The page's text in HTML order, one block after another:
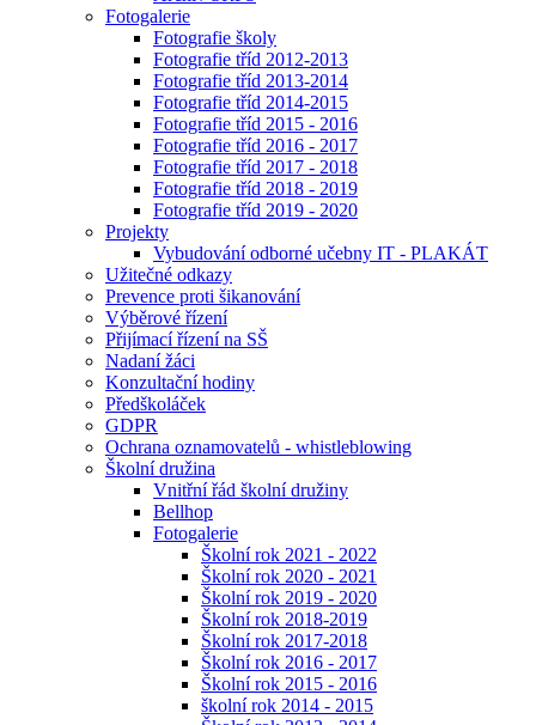
Fotogalerie
Fotografie školy
Fotografie tříd 2012-2013
Fotografie tříd 2013-2014
Fotografie tříd 2014-2015
Fotografie tříd 2015 - 2016
Fotografie tříd 2016 - 2017
Fotografie tříd 2017 - 2018
Fotografie tříd 2018 - 2019
Fotografie tříd 2019 - 2020
Projekty
Vybudování odborné učebny IT - PLAKÁT
Užitečné odkazy
Prevence proti šikanování
Výběrové řízení
Přijímací řízení na SŠ
Nadaní žáci
Konzultační hodiny
Předškoláček
GDPR
Ochrana oznamovatelů - whistleblowing
Školní družina
Vnitřní řád školní družiny
Bellhop
Fotogalerie
Školní rok 2021 - 2022
Školní rok 2020 - 2021
Školní rok 2019 - 2020
Školní rok 2018-2019
Školní rok 2017-2018
Školní rok 2016 - 2017
Školní rok 2015 - 2016
školní rok 2014 - 2015